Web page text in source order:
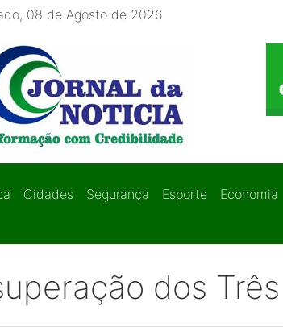
08 de Agosto de 2026
Cidades Segurança Esporte Economia
dos